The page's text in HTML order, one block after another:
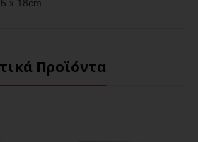
x 18cm
Προϊόντα